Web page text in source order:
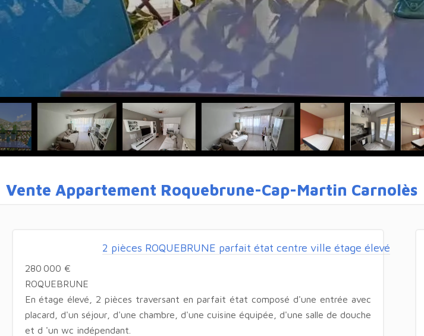
Vente Appartement Roquebrune-Cap-Martin Carnolès
2 pièces ROQUEBRUNE parfait état centre ville étage élevé
280 000 €
ROQUEBRUNE
En étage élevé, 2 pièces traversant en parfait état composé d'une entrée avec
placard, d'un séjour, d'une chambre, d'une cuisine équipée, d'une salle de douche
et d 'un wc indépendant.